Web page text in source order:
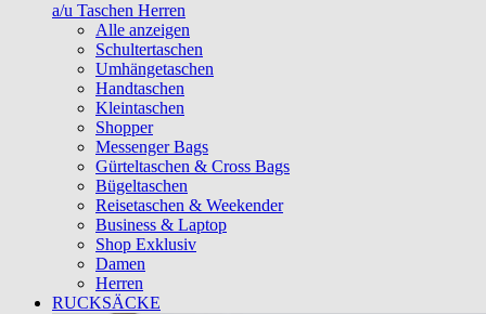
a/u Taschen Herren
Alle anzeigen
Schultertaschen
Umhängetaschen
Handtaschen
Kleintaschen
Shopper
Messenger Bags
Gürteltaschen & Cross Bags
Bügeltaschen
Reisetaschen & Weekender
Business & Laptop
Shop Exklusiv
Damen
Herren
RUCKSÄCKE